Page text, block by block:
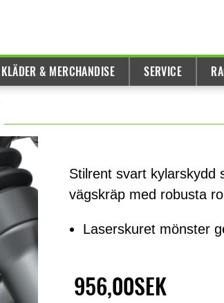
KLÄDER & MERCHANDISE SERVICE
Stilrent svart kylarskydd
vägskräp med robusta
Laserskuret mönster
956,00SEK